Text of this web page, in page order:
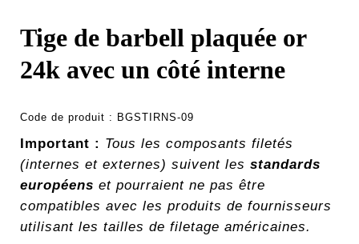
Tige de barbell plaquée or
24k avec un côté interne
Code de produit : BGSTIRNS-09
Important : Tous les composants filetés
(internes et externes) suivent les standards
européens et pourraient ne pas être
compatibles avec les produits de fournisseurs
utilisant les tailles de filetage américaines.